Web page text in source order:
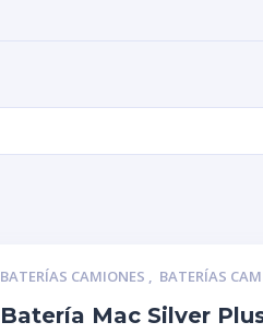
BATERÍAS CAMIONES , BATERÍAS
Batería Mac Silver